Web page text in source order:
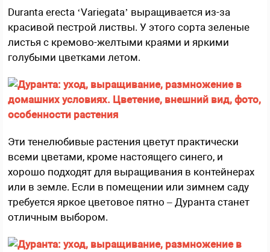
Duranta erecta ‘Variegata’ выращивается из-за
красивой пестрой листвы. У этого сорта зеленые
листья с кремово-желтыми краями и яркими
голубыми цветками летом.
Эти тенелюбивые растения цветут практически
всеми цветами, кроме настоящего синего, и
хорошо подходят для выращивания в контейнерах
или в земле. Если в помещении или зимнем саду
требуется яркое цветовое пятно – Дуранта станет
отличным выбором.